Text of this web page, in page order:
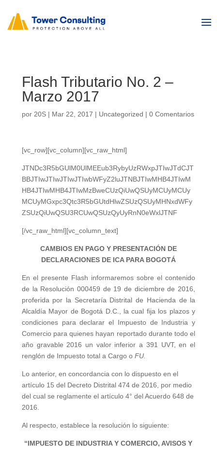
Flash Tributario No. 2 –
Marzo 2017
por 20S| Mar 22, 2017 | Uncategorized | 0 Comentarios
[vc_row][vc_column][vc_raw_html]
JTNDc3R5bGUlM0UlMEEub3RybyUzRWxpJTIwJTdCJT
BBJTIwJTIwJTIwJTIwbWFyZ2luJTNBJTIwMHB4JTIwM
HB4JTIwMHB4JTIwMzBweCUzQiUwQSUyMCUyMCUy
MCUyMGxpc3Qtc3R5bGUtdHlwZSUzQSUyMHNxdWFy
ZSUzQiUwQSU3RCUwQSUzQyUyRnN0eWxlJTNF
[/vc_raw_html][vc_column_text]
CAMBIOS EN PAGO Y PRESENTACIÓN DE
DECLARACIONES DE ICA PARA BOGOTÁ
En el presente Flash informaremos sobre el contenido
de la Resolución 000459 de 19 de diciembre de 2016,
proferida por la Secretaría Distrital de Hacienda de la
Alcaldía Mayor de Bogotá D.C., la cual fija los plazos y
condiciones para declarar el Impuesto de Industria y
Comercio para quienes hayan reportado durante todo el
año gravable 2016 un valor inferior a 391 UVT, en el
renglón de Impuesto total a Cargo o FU.
Lo anterior, en concordancia con lo dispuesto en el
artículo 15 del Decreto Distrital 474 de 2016, por medio
del cual se reglamente el artículo 4° del Acuerdo 648 de
2016.
Al respecto, establece la resolución lo siguiente:
“IMPUESTO DE INDUSTRIA Y COMERCIO, AVISOS Y